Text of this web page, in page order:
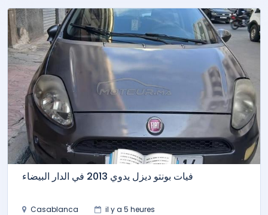
فيات بونتو ديزل يدوي 2013 في الدار البيضاء
Casablanca il y a 5 heures